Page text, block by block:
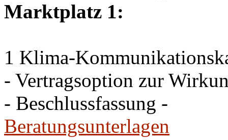
Marktplatz 1:
1 Klima-
- Vertragsoption zur
- Beschlussfassung -
Beratungsunterlagen